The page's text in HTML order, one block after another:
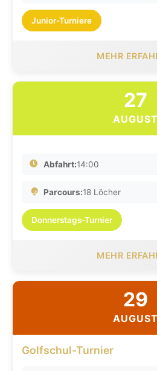
Junior-Turniere
MEHR
27
AUGUST
Abfahrt:14:00
Parcours:18 Löcher
Donnerstags-Turnier
MEHR
29
AUGUST
Golfschul-Turnier